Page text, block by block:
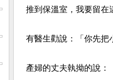
推到保溫室，我要留在
有醫生勸說：「你先把
產婦的丈夫執拗的說：